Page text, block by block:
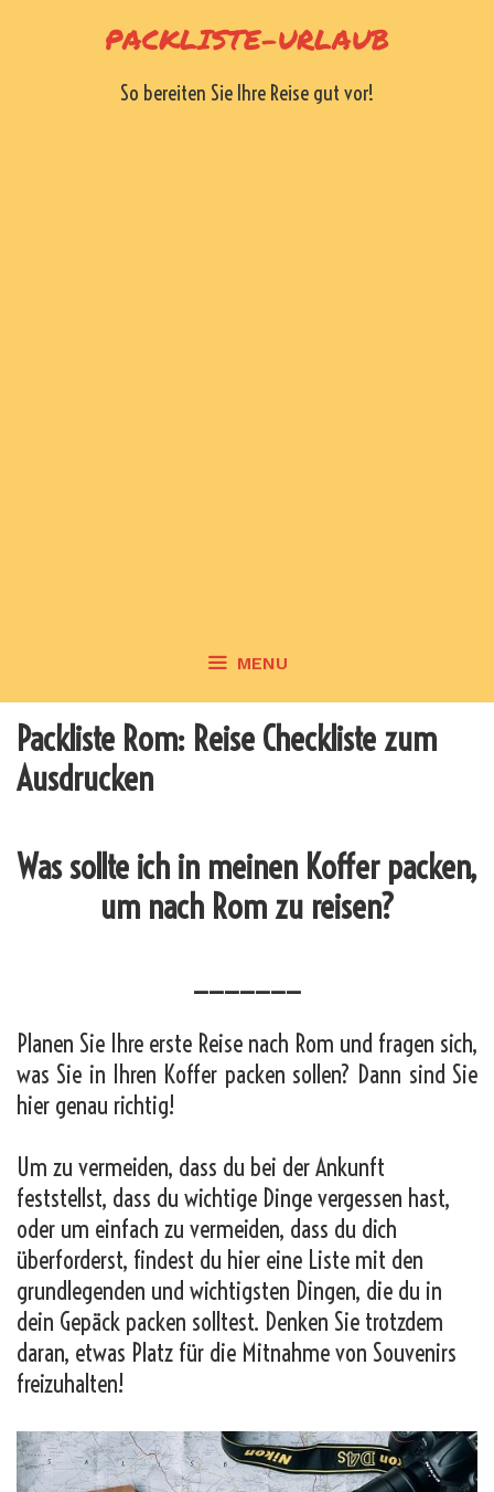
PACKLISTE-URLAUB
So bereiten Sie Ihre Reise gut vor!
MENU
Packliste Rom: Reise Checkliste zum
Ausdrucken
Was sollte ich in meinen Koffer packen,
um nach Rom zu reisen?
Planen Sie Ihre erste Reise nach Rom und fragen sich,
was Sie in Ihren Koffer packen sollen? Dann sind Sie
hier genau richtig!
Um zu vermeiden, dass du bei der Ankunft
feststellst, dass du wichtige Dinge vergessen hast,
oder um einfach zu vermeiden, dass du dich
überforderst, findest du hier eine Liste mit den
grundlegenden und wichtigsten Dingen, die du in
dein Gepäck packen solltest. Denken Sie trotzdem
daran, etwas Platz für die Mitnahme von Souvenirs
freizuhalten!